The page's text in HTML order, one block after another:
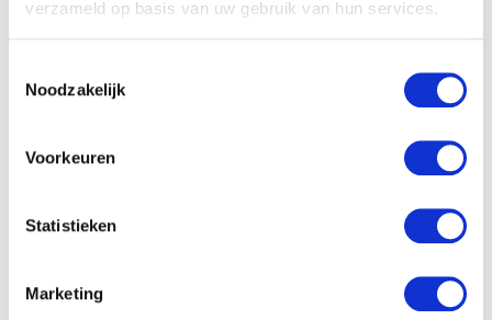
verzameld op basis van uw gebruik van hun services.
Noodzakelijk
Voorkeuren
Statistieken
Marketing
pack)